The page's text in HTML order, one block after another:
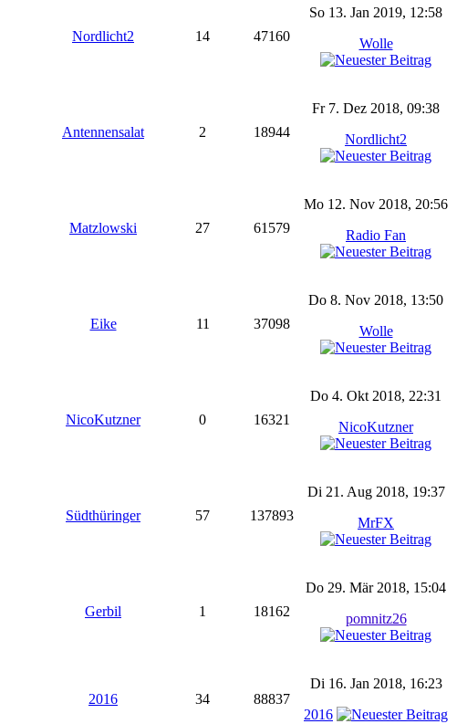
Nordlicht2 14 47160
So 13. Jan 2019, 12:58
Wolle
Antennensalat 2 18944
Fr 7. Dez 2018, 09:38
Nordlicht2
Matzlowski 27 61579
Mo 12. Nov 2018, 20:56
Radio Fan
Eike 11 37098
Do 8. Nov 2018, 13:50
Wolle
NicoKutzner 0 16321
Do 4. Okt 2018, 22:31
NicoKutzner
Südthüringer 57 137893
Di 21. Aug 2018, 19:37
MrFX
Gerbil 1 18162
Do 29. Mär 2018, 15:04
pomnitz26
2016 34 88837
Di 16. Jan 2018, 16:23
2016